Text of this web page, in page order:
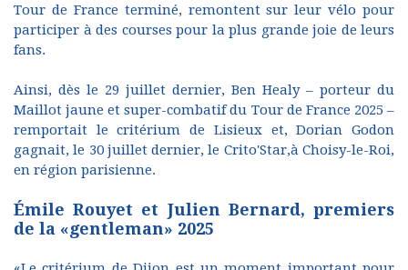
Tour de France terminé, remontent sur leur vélo pour
participer à des courses pour la plus grande joie de leurs
fans.
Ainsi, dès le 29 juillet dernier, Ben Healy – porteur du
Maillot jaune et super-combatif du Tour de France 2025 –
remportait le critérium de Lisieux et, Dorian Godon
gagnait, le 30 juillet dernier, le Crito'Star,à Choisy-le-Roi,
en région parisienne.
Émile Rouyet et Julien Bernard, premiers
de la «gentleman» 2025